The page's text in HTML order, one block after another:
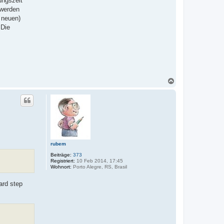
l
rubem
Beiträge: 373
Registriert: 10 Feb 2014, 17:45
Wohnort: Porto Alegre, RS, Brasil
step